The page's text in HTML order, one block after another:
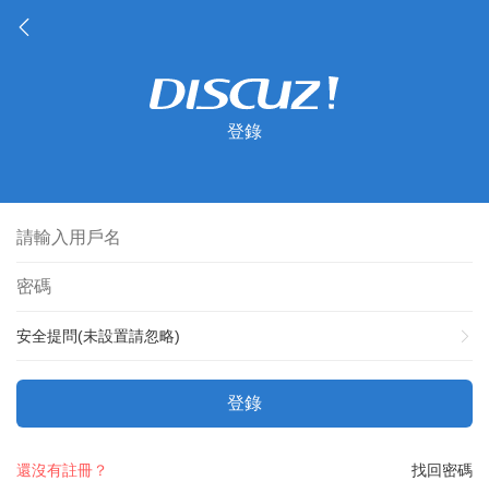
登錄
安全提問(未設置請忽略)
登錄
找回密碼
還沒有註冊？